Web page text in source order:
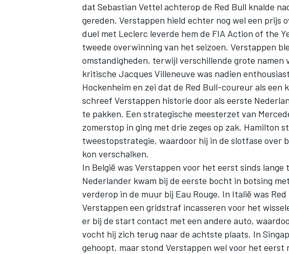
dat Sebastian Vettel achterop de Red Bull knalde
gereden. Verstappen hield echter nog wel een prijs
duel met Leclerc leverde hem de FIA Action of the
tweede overwinning van het seizoen. Verstappen
omstandigheden, terwijl verschillende grote namen
kritische Jacques Villeneuve was nadien
Hockenheim en zei dat de Red Bull-coureurals een
schreef Verstappen historie door als eerste
te pakken. Een strategische meesterzet van
zomerstop in ging met drie zeges op zak. Hamilton
tweestopstrategie, waardoor hij in de slotfase over
kon verschalken.
In België was Verstappen voor het eerst sinds
Nederlander kwam bij de eerste bocht in botsing
verderop in de muur bij Eau Rouge. In Italië was
Verstappen een gridstraf incasseren voor het
er bij de start contact met een andere auto,
vocht hij zich terug naar de achtste plaats. In
gehoopt, maar stond Verstappen wel voor het